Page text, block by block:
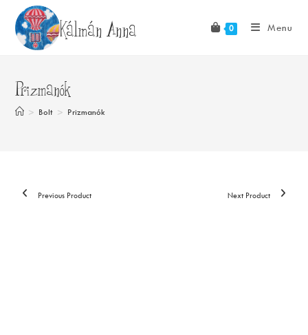
content
Kálmán Anna 0 Menu
Prizmanók
> Bolt > Prizmanók
Previous Product Next Product